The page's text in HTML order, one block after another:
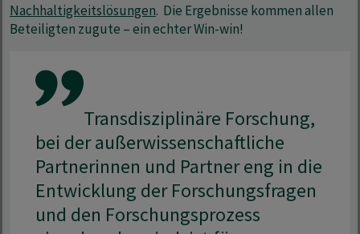
Nachhaltigkeitslösungen. Die Ergebnisse kommen allen
Beteiligten zugute – ein echter Win-win!
Transdisziplinäre Forschung,
bei der außerwissenschaftliche
Partnerinnen und Partner eng in die
Entwicklung der Forschungsfragen
und den Forschungsprozess